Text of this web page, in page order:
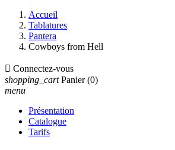
Accueil
Tablatures
Pantera
Cowboys from Hell
 Connectez-vous
shopping_cart Panier (0)
menu
Présentation
Catalogue
Tarifs